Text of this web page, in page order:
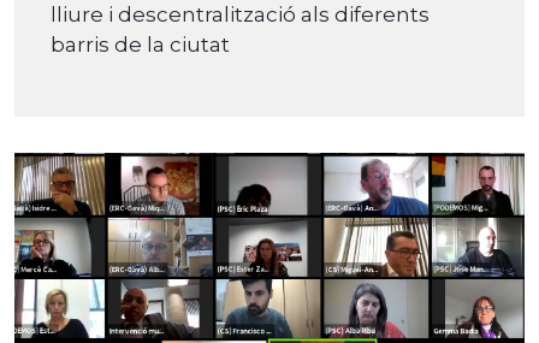
lliure i descentralització als diferents
barris de la ciutat